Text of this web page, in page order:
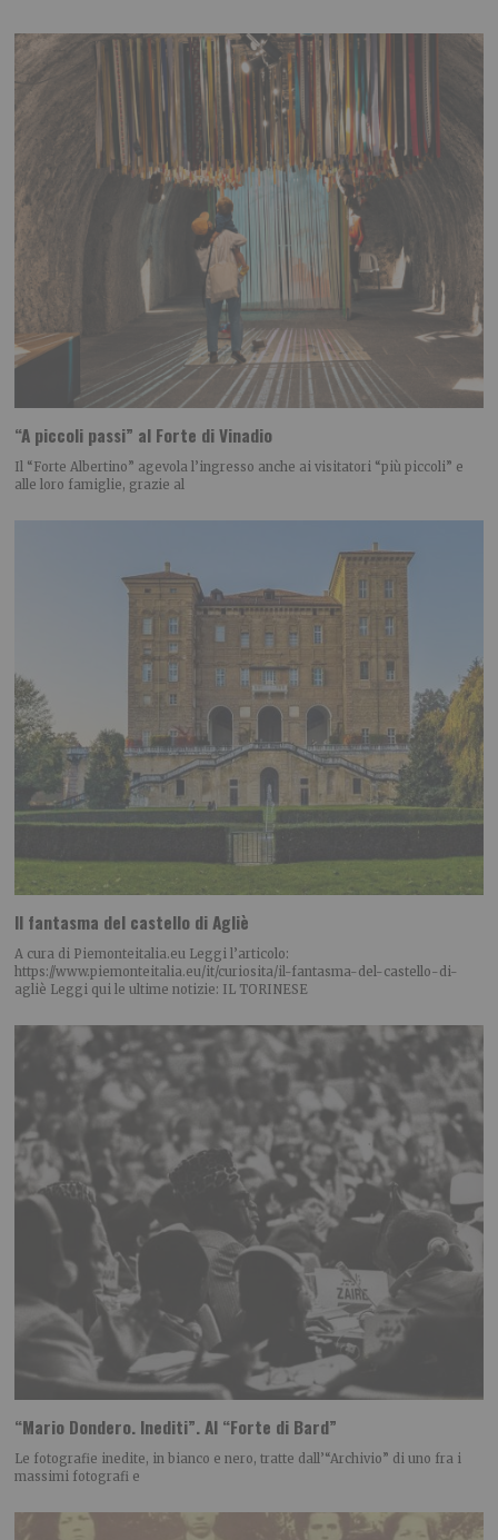
“A piccoli passi” al Forte di Vinadio
Il “Forte Albertino” agevola l’ingresso anche ai visitatori “più piccoli” e
alle loro famiglie, grazie al
Il fantasma del castello di Agliè
A cura di Piemonteitalia.eu Leggi l’articolo:
https://www.piemonteitalia.eu/it/curiosita/il-fantasma-del-castello-di-
agliè Leggi qui le ultime notizie: IL TORINESE
“Mario Dondero. Inediti”. Al “Forte di Bard”
Le fotografie inedite, in bianco e nero, tratte dall’“Archivio” di uno fra i
massimi fotografi e